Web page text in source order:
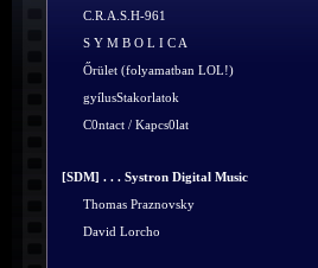
C.R.A.S.H-961
S Y M B O L I C A
Őrület (folyamatban LOL!)
gyílusStakorlatok
C0ntact / Kapcs0lat
[SDM] . . . Systron Digital Music
Thomas Praznovsky
David Lorcho